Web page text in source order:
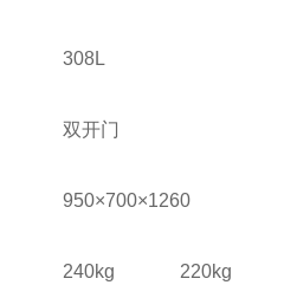
308L
双开门
950×700×1260
240kg 220kg